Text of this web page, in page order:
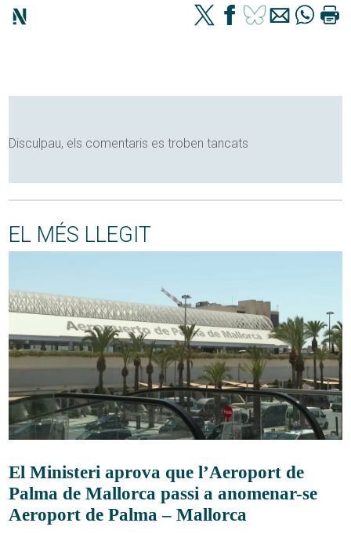
Disculpau, els comentaris es troben tancats
EL MÉS LLEGIT
El Ministeri aprova que l’Aeroport de
Palma de Mallorca passi a anomenar-se
Aeroport de Palma – Mallorca